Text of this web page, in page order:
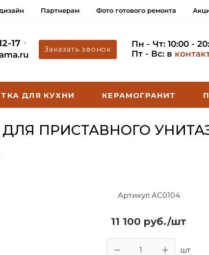
Партнерам Фото готового ремонта
17
Заказать звонок
Пн - Чт: 10:00 -
Пт - Вс: в
ДЛЯ КУХНИ КЕРАМОГРАНИТ
ДЛЯ ПРИСТАВНОГО
Артикул AC0104
11 100 руб./шт
шт